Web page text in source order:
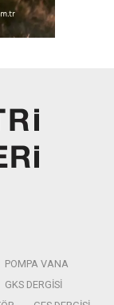
POMPA VANA
GKS DERGISI